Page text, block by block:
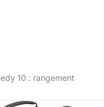
10 : rangement